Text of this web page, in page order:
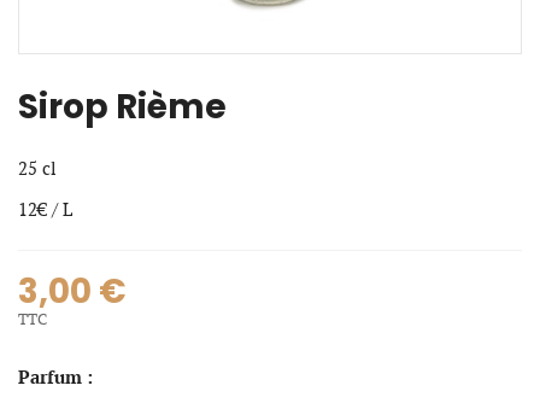
Sirop Rième
25 cl
12€ / L
3,00 €
TTC
Parfum :